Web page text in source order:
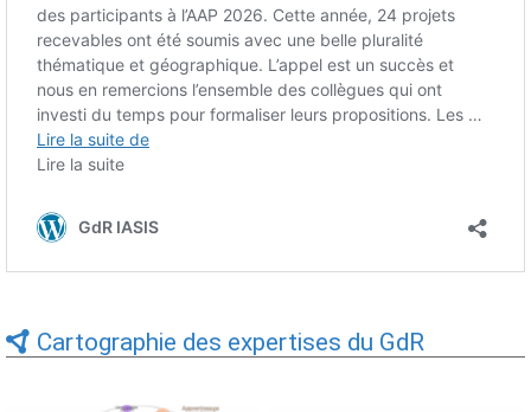
Cartographie des expertises du GdR